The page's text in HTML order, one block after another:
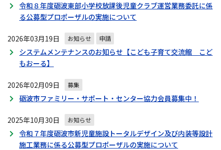
令和８年度砺波東部小学校放課後児童クラブ運営業務委託に係
る公募型プロポーザルの実施について
2026年03月19日 お知らせ 申請
システムメンテナンスのお知らせ【こども子育て交流館 こど
もおーる】
2026年02月09日 募集
砺波市ファミリー・サポート・センター協力会員募集中！
2025年10月30日 お知らせ
令和７年度砺波市新児童施設トータルデザイン及び内装等設計
施工業務に係る公募型プロポーザルの実施について